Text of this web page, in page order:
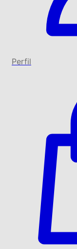
Perfil